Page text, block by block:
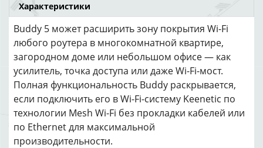
Характеристики
Buddy 5 может расширить зону покрытия Wi-Fi
любого роутера в многокомнатной квартире,
загородном доме или небольшом офисе — как
усилитель, точка доступа или даже Wi-Fi-мост.
Полная функциональность Buddy раскрывается,
если подключить его в Wi-Fi-систему Keenetic по
технологии Mesh Wi-Fi без прокладки кабелей или
по Ethernet для максимальной
производительности.